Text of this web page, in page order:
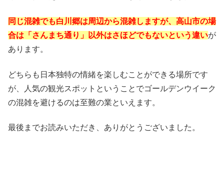
同じ混雑でも白川郷は周辺から混雑しますが、高山市の場
合は「さんまち通り」以外はさほどでもないという違いが
あります。
どちらも日本独特の情緒を楽しむことができる場所です
が、人気の観光スポットということでゴールデンウイーク
の混雑を避けるのは至難の業といえます。
最後までお読みいただき、ありがとうございました。